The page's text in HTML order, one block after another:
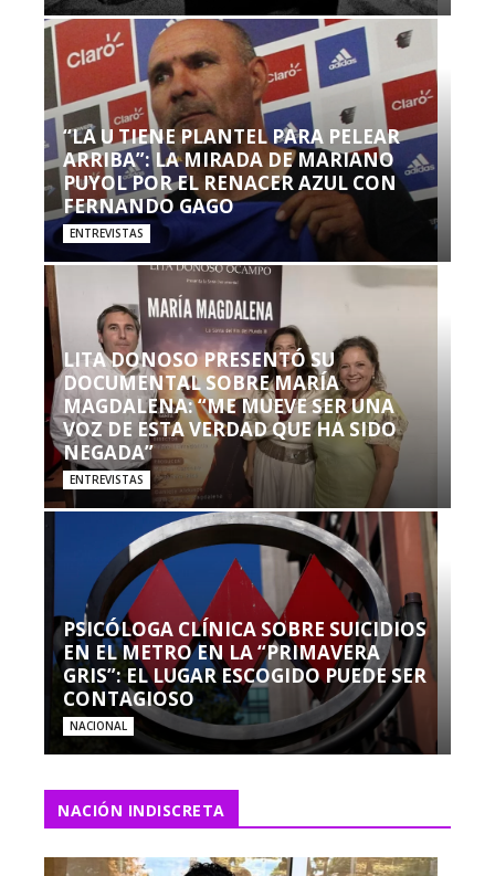
“LA U TIENE PLANTEL PARA PELEAR
ARRIBA”: LA MIRADA DE MARIANO
PUYOL POR EL RENACER AZUL CON
FERNANDO GAGO
ENTREVISTAS
LITA DONOSO PRESENTÓ SU
DOCUMENTAL SOBRE MARÍA
MAGDALENA: “ME MUEVE SER UNA
VOZ DE ESTA VERDAD QUE HA SIDO
NEGADA”
ENTREVISTAS
PSICÓLOGA CLÍNICA SOBRE SUICIDIOS
EN EL METRO EN LA “PRIMAVERA
GRIS”: EL LUGAR ESCOGIDO PUEDE SER
CONTAGIOSO
NACIONAL
NACIÓN INDISCRETA